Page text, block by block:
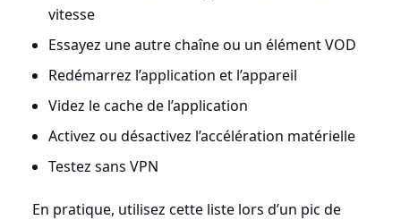
vitesse
Essayez une autre chaîne ou un élément VOD
Redémarrez l’application et l’appareil
Videz le cache de l’application
Activez ou désactivez l’accélération matérielle
Testez sans VPN
En pratique, utilisez cette liste lors d’un pic de